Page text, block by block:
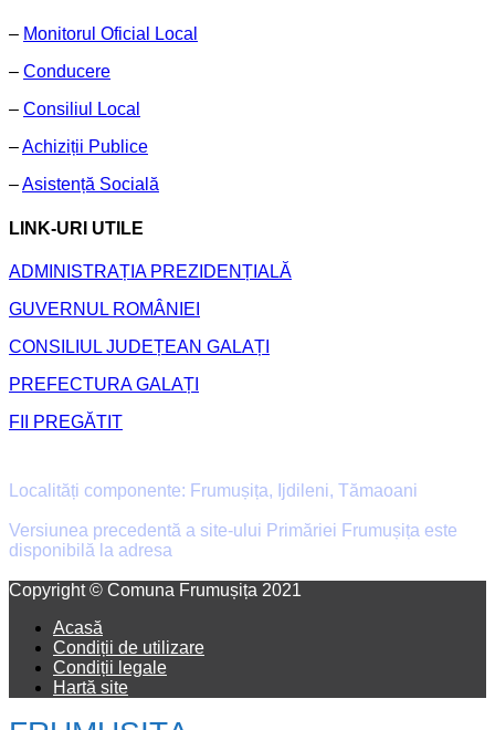
– Monitorul Oficial Local
– Conducere
– Consiliul Local
–Achiziții Publice
–Asistență Socială
LINK-URI UTILE
ADMINISTRAȚIA PREZIDENȚIALĂ
GUVERNUL ROMÂNIEI
CONSILIUL JUDEȚEAN GALAȚI
PREFECTURA GALAȚI
FII PREGĂTIT
Localități componente: Frumușița, Ijdileni, Tămaoani
Versiunea precedentă a site-ului Primăriei Frumușița este
disponibilă la adresa
Copyright © Comuna Frumușița 2021
Acasă
Condiții de utilizare
Condiții legale
Hartă site